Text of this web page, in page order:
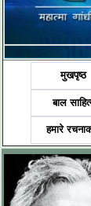
मुखपृष्ठ
बाल
हमारे